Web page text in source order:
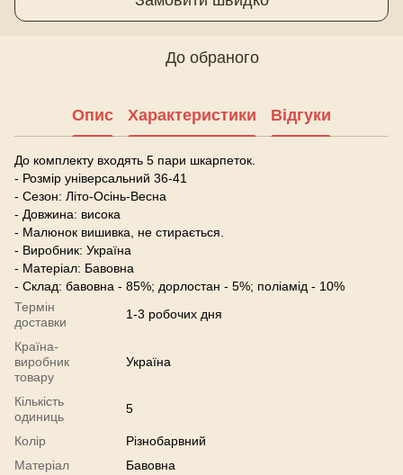
До обраного
Опис Характеристики Відгуки
До комплекту входять 5 пари шкарпеток.
- Розмір універсальний 36-41
- Сезон: Літо-Осінь-Весна
- Довжина: висока
- Малюнок вишивка, не стирається.
- Виробник: Україна
- Матеріал: Бавовна
- Склад: бавовна - 85%; дорлостан - 5%; поліамід - 10%
Термін
доставки
1-3 робочих дня
Країна-
виробник
товару
Україна
Кількість
одиниць
5
Колір
Різнобарвний
Матеріал
Бавовна